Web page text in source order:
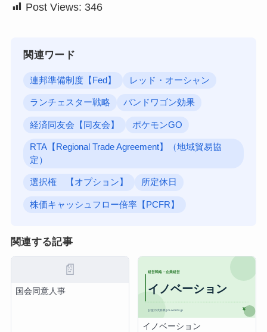
Post Views: 346
関連ワード
連邦準備制度【Fed】 レッド・オーシャン
ランチェスター戦略 バンドワゴン効果
経済同友会【同友会】 ポケモンGO
RTA【Regional Trade Agreement】（地域貿易協
定）
選択権 【オプション】 所定休日
株価キャッシュフロー倍率【PCFR】
関連する記事
📄
国会同意人事
イノベーション